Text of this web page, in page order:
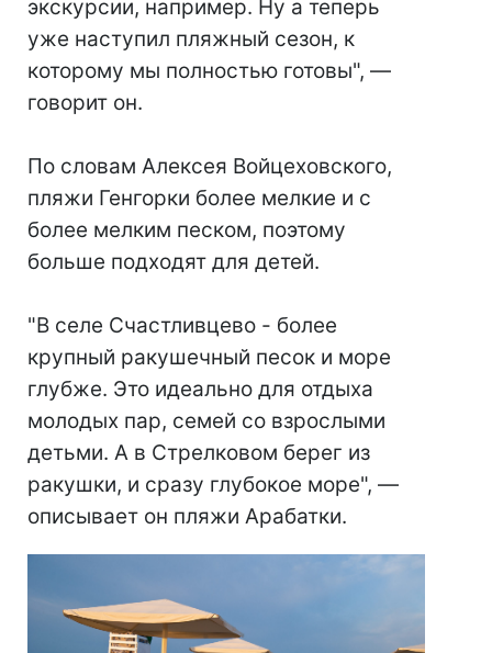
экскурсии, например. Ну а теперь
уже наступил пляжный сезон, к
которому мы полностью готовы", —
говорит он.
По словам Алексея Войцеховского,
пляжи Генгорки более мелкие и с
более мелким песком, поэтому
больше подходят для детей.
"В селе Счастливцево - более
крупный ракушечный песок и море
глубже. Это идеально для отдыха
молодых пар, семей со взрослыми
детьми. А в Стрелковом берег из
ракушки, и сразу глубокое море", —
описывает он пляжи Арабатки.